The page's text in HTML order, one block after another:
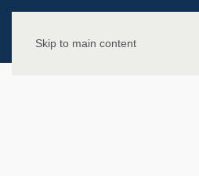
Skip to main content